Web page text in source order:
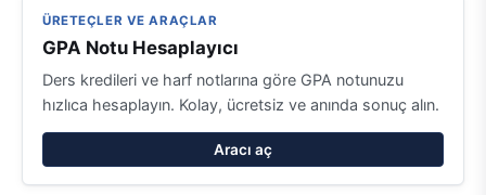
ÜRETEÇLER VE ARAÇLAR
GPA Notu Hesaplayıcı
Ders kredileri ve harf notlarına göre GPA notunuzu
hızlıca hesaplayın. Kolay, ücretsiz ve anında sonuç alın.
Aracı aç